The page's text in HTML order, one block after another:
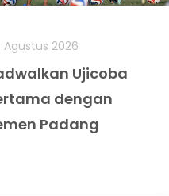
Agustus 2026
Ujicoba
dengan
Padang